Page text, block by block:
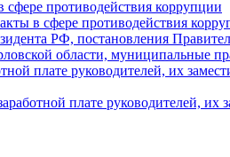
противодействия коррупции
в сфере противодействия
РФ, постановления
области, муниципальные
плате руководителей, их
плате руководителей,